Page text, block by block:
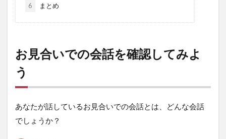
6 まとめ
お見合いでの会話を確認してみよ
う
あなたが話しているお見合いでの会話とは、どんな会話
でしょうか？